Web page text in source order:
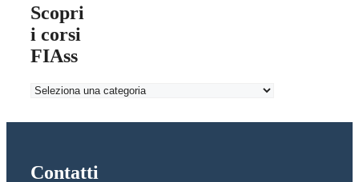
Scopri
i corsi
FIAss
Contatti